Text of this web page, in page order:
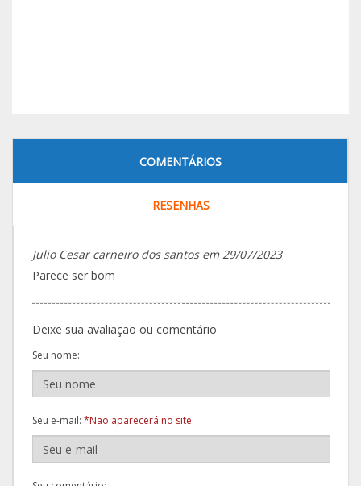
COMENTÁRIOS
RESENHAS
Julio Cesar carneiro dos santos em 29/07/2023
Parece ser bom
Deixe sua avaliação ou comentário
Seu nome:
Seu e-mail: *Não aparecerá no site